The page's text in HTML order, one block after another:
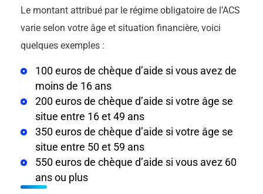
Le montant attribué par le régime obligatoire de l’ACS
varie selon votre âge et situation financière, voici
quelques exemples :
100 euros de chèque d’aide si vous avez de
moins de 16 ans
200 euros de chèque d’aide si votre âge se
situe entre 16 et 49 ans
350 euros de chèque d’aide si votre âge se
situe entre 50 et 59 ans
550 euros de chèque d’aide si vous avez 60
ans ou plus